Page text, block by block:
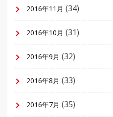
2016年11月 (34)
2016年10月 (31)
2016年9月 (32)
2016年8月 (33)
2016年7月 (35)